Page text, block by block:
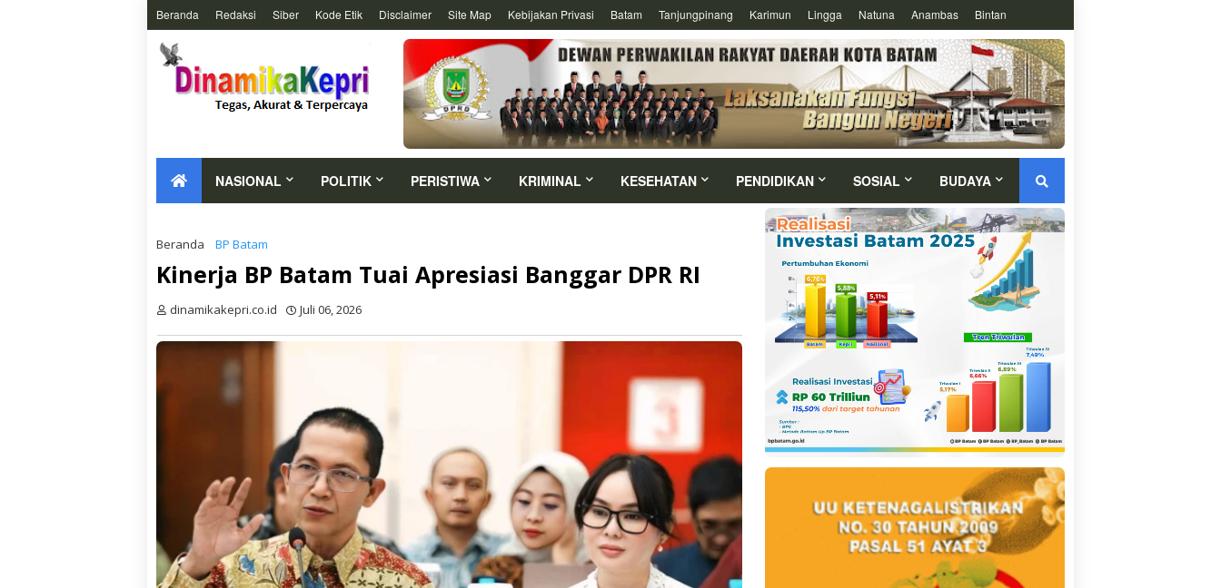
Beranda Redaksi Siber Kode Etik Disclaimer Site Map Kebijakan Privasi Batam Tanjungpinang Karimun Lingga Natuna Anambas Bintan
NASIONAL POLITIK PERISTIWA KRIMINAL KESEHATAN PENDIDIKAN SOSIAL BUDAYA
Beranda BP Batam
Kinerja BP Batam Tuai Apresiasi Banggar DPR RI
dinamikakepri.co.id Juli 06, 2026